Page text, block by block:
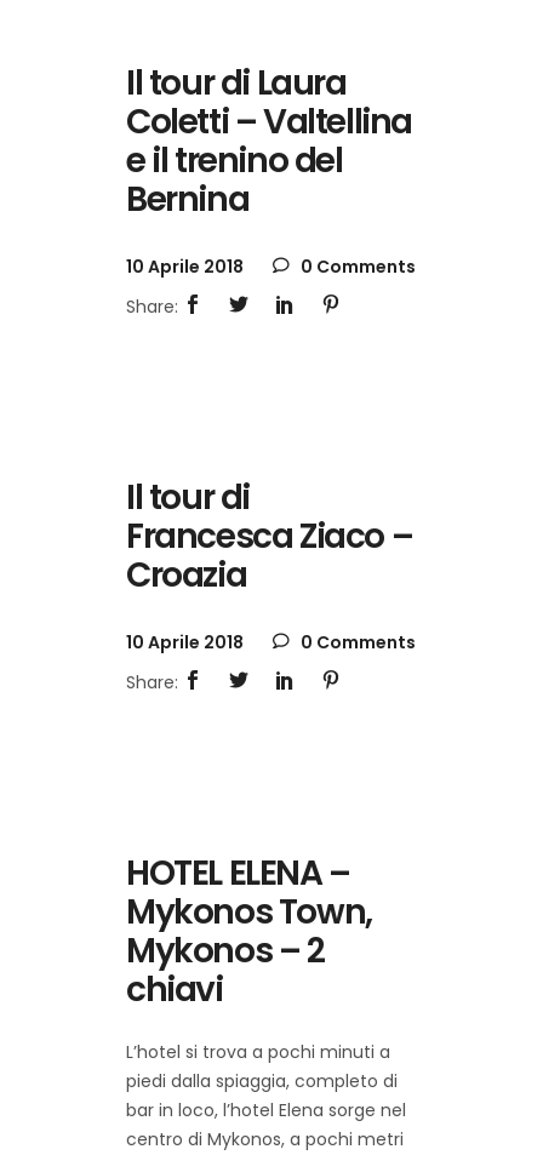
Il tour di Laura
Coletti – Valtellina
e il trenino del
Bernina
10 Aprile 2018 0 Comments
Il tour di
Francesca Ziaco –
Croazia
10 Aprile 2018 0 Comments
HOTEL ELENA –
Mykonos Town,
Mykonos – 2
chiavi
L’hotel si trova a pochi minuti a
piedi dalla spiaggia, completo di
bar in loco, l’hotel Elena sorge nel
centro di Mykonos, a pochi metri